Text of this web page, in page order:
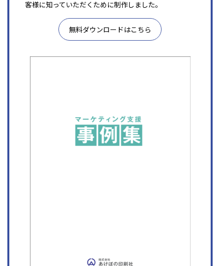
客様に知っていただくために制作しました。
無料ダウンロードはこちら